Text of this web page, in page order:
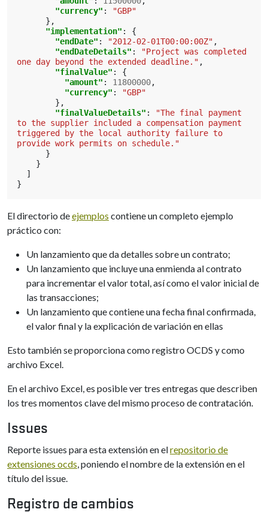
"currency" :
"GBP"
},
"implementation" :
{
"endDate" : "2012-02-01T00:00:00Z" ,
"endDateDetails" :
"Project was completed
one day beyond the extended deadline." ,
"finalValue" :
{
"amount" : 11800000,
"currency" :
"GBP"
},
"finalValueDetails" :
"The final payment
to the supplier included a compensation payment
triggered by the local authority failure to
provide work permits on schedule."
}
}
]
}
El directorio deejemplos contiene un completo ejemplo
práctico con:
Un lanzamiento que da detalles sobre un contrato;
Un lanzamiento que incluye una enmienda al contrato
para incrementar el valor total, así como el valor inicial de
las transacciones;
Un lanzamiento que contiene una fecha final confirmada,
el valor final y la explicación de variación en ellas
Esto también se proporciona como registro OCDS y como
archivo Excel.
En el archivo Excel, es posible ver tres entregas que describen
los tres momentos clave del mismo proceso de contratación.
Issues
Reporte issues para esta extensión en elrepositorio de
extensiones ocds, poniendo el nombre de la extensión en el
título del issue.
Registro de cambios